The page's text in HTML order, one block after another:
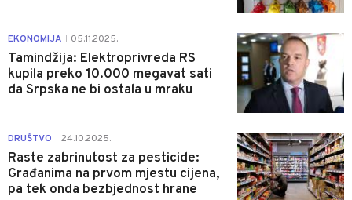
EKONOMIJA 05.11.2025.
Tamindžija: Elektroprivreda RS
kupila preko 10.000 megavat sati
da Srpska ne bi ostala u mraku
0
DRUŠTVO 24.10.2025.
Raste zabrinutost za pesticide:
Građanima na prvom mjestu cijena,
pa tek onda bezbjednost hrane
0